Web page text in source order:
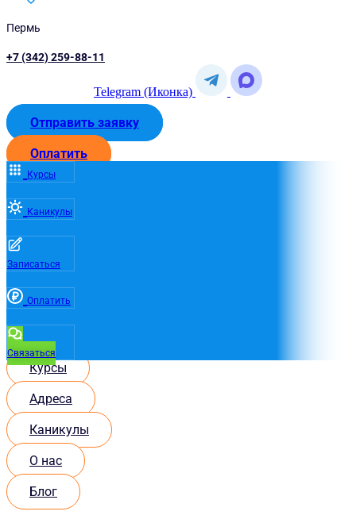
Пермь
+7 (342) 259-88-11
Telegram (Иконка)
Отправить заявку
Оплатить
Курсы
Каникулы
Записаться
Оплатить
Связаться
Курсы
Адреса
Каникулы
О нас
Блог